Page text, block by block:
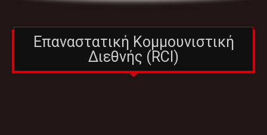
Επαναστατική Κομμουνιστική
Διεθνής (RCI)